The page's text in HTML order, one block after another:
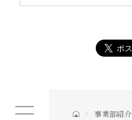
事業部紹介